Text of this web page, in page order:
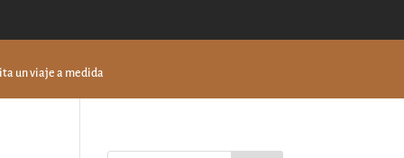
un viaje a medida